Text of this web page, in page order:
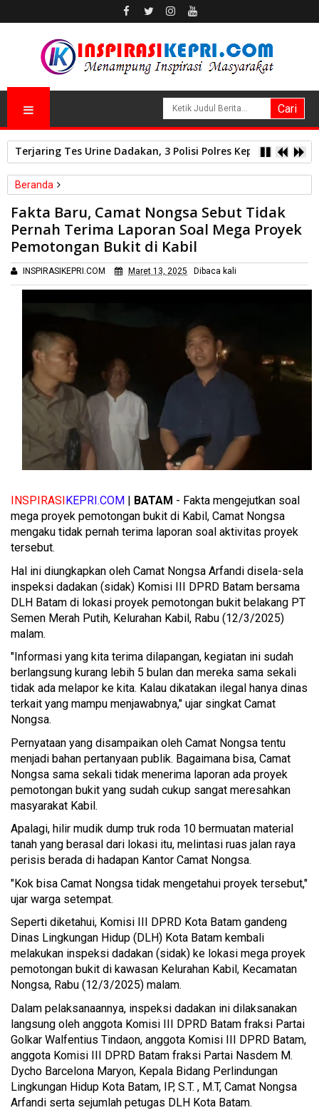
Terjaring Tes Urine Dadakan, 3 Polisi Polres Kepulauan
Beranda
Fakta Baru, Camat Nongsa Sebut Tidak Pernah Terima Laporan
Soal Mega Proyek Pemotongan Bukit di Kabil
Fakta Baru, Camat Nongsa Sebut Tidak
Pernah Terima Laporan Soal Mega Proyek
Pemotongan Bukit di Kabil
INSPIRASIKEPRI.COM Maret 13, 2025 Dibaca kali
INSPIRASIKEPRI.COM | BATAM - Fakta mengejutkan soal
mega proyek pemotongan bukit di Kabil, Camat Nongsa
mengaku tidak pernah terima laporan soal aktivitas proyek
tersebut.
Hal ini diungkapkan oleh Camat Nongsa Arfandi disela-sela
inspeksi dadakan (sidak) Komisi III DPRD Batam bersama
DLH Batam di lokasi proyek pemotongan bukit belakang PT
Semen Merah Putih, Kelurahan Kabil, Rabu (12/3/2025)
malam.
"Informasi yang kita terima dilapangan, kegiatan ini sudah
berlangsung kurang lebih 5 bulan dan mereka sama sekali
tidak ada melapor ke kita. Kalau dikatakan ilegal hanya dinas
terkait yang mampu menjawabnya," ujar singkat Camat
Nongsa.
Pernyataan yang disampaikan oleh Camat Nongsa tentu
menjadi bahan pertanyaan publik. Bagaimana bisa, Camat
Nongsa sama sekali tidak menerima laporan ada proyek
pemotongan bukit yang sudah cukup sangat meresahkan
masyarakat Kabil.
Apalagi, hilir mudik dump truk roda 10 bermuatan material
tanah yang berasal dari lokasi itu, melintasi ruas jalan raya
perisis berada di hadapan Kantor Camat Nongsa.
"Kok bisa Camat Nongsa tidak mengetahui proyek tersebut,"
ujar warga setempat.
Seperti diketahui, Komisi III DPRD Kota Batam gandeng
Dinas Lingkungan Hidup (DLH) Kota Batam kembali
melakukan inspeksi dadakan (sidak) ke lokasi mega proyek
pemotongan bukit di kawasan Kelurahan Kabil, Kecamatan
Nongsa, Rabu (12/3/2025) malam.
Dalam pelaksanaannya, inspeksi dadakan ini dilaksanakan
langsung oleh anggota Komisi III DPRD Batam fraksi Partai
Golkar Walfentius Tindaon, anggota Komisi III DPRD Batam,
anggota Komisi III DPRD Batam fraksi Partai Nasdem M.
Dycho Barcelona Maryon, Kepala Bidang Perlindungan
Lingkungan Hidup Kota Batam, IP, S.T. , M.T, Camat Nongsa
Arfandi serta sejumlah petugas DLH Kota Batam.